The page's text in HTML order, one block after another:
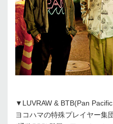
▼LUVRAW & BTB(Pan
ヨコハマの特殊プレイヤー集